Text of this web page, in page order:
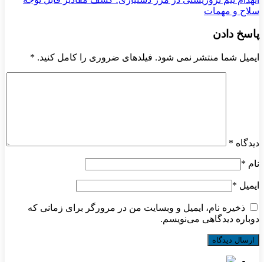
سلاح و مهمات
پاسخ دادن
ایمیل شما منتشر نمی شود. فیلدهای ضروری را کامل کنید. *
دیدگاه *
نام *
ایمیل *
ذخیره نام، ایمیل و وبسایت من در مرورگر برای زمانی که
دوباره دیدگاهی می‌نویسم.